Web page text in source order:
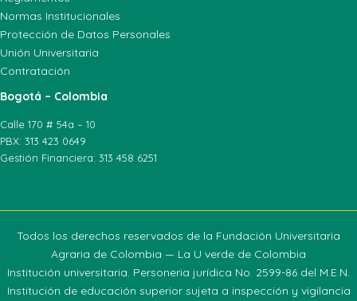
Normas Institucionales
Protección de Datos Personales
Unión Universitaria
Contratación
Bogotá – Colombia
Calle 170 # 54a – 10
PBX: 313 423 0649
Gestión Financiera: 313 458 6251
Todos los derechos reservados de la Fundación Universitaria
Agraria de Colombia — La U verde de Colombia
Institución universitaria. Personeria jurídica No. 2599-86 del M.E.N.
Institución de educación superior sujeta a inspección y vigilancia